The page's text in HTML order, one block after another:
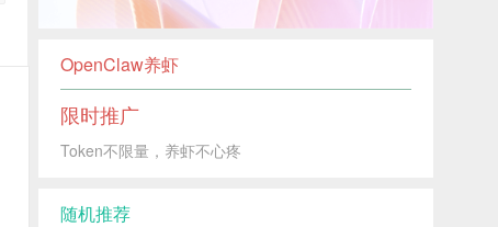
OpenClaw养虾
限时推广
Token不限量，养虾不心疼
随机推荐